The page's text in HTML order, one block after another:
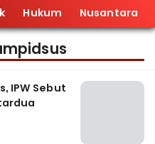
Hukum Nusantara
IPW Sebut